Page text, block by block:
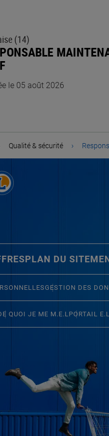
(14)
le 05 août 2026
Qualité & sécurité ›
PLAN DU SITE
GESTION DES
QUOI JE ME M.E.LPORTAIL